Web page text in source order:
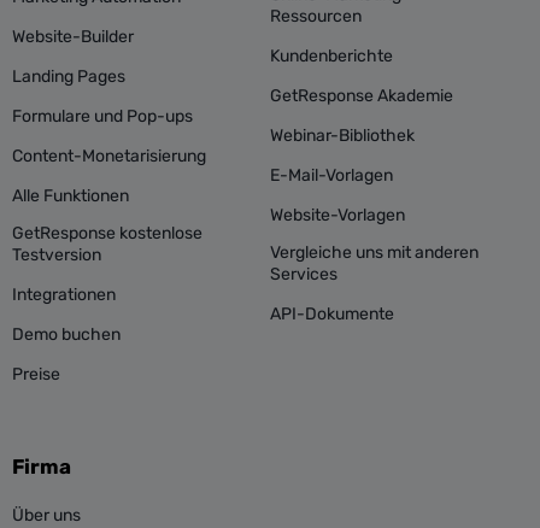
Website-Builder
Landing Pages
Formulare und Pop-ups
Content-Monetarisierung
Alle Funktionen
GetResponse kostenlose
Testversion
Integrationen
Demo buchen
Preise
Ressourcen
Kundenberichte
GetResponse Akademie
Webinar-Bibliothek
E-Mail-Vorlagen
Website-Vorlagen
Vergleiche uns mit anderen
Services
API-Dokumente
Firma
Über uns